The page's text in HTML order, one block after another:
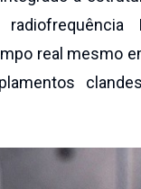
real mesmo